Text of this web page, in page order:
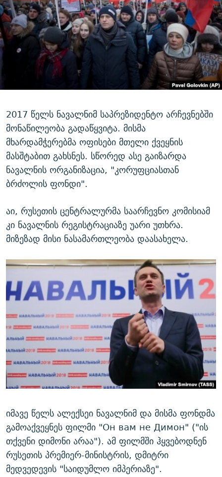
2017 წელს ნავალნიმ საპრეზიდენტო არჩევნებში
მონაწილეობა გადაწყვიტა. მისმა
მხარდამჭერებმა ოფისები მთელი ქვეყნის
მასშტაბით გახსნეს. სწორედ ასე გაიზარდა
ნავალნის ორგანიზაცია, "კორუფციასთან
ბრძოლის ფონდი".
აი, რუსეთის ცენტრალურმა საარჩევნო კომისიამ
კი ნავალნის რეგისტრაციაზე უარი უთხრა.
მიზეზად მისი ნასამართლეობა დაასახელა.
იმავე წელს ალექსეი ნავალნიმ და მისმა ფონდმა
გამოაქვეყნეს ფილმი "Он вам не Димон" ("ის
თქვენი დიმონი არაა"). ამ ფილმში ჰყვებოდნენ
რუსეთის პრემიერ-მინისტრის, დმიტრი
მედვედევის "საიდუმლო იმპერიაზე".